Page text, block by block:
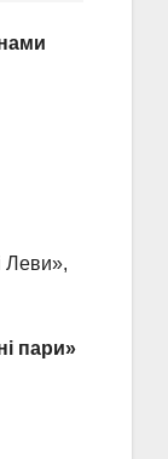
Леви»,
пари»